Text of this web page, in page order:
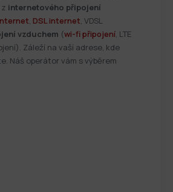
internetového připojení
DSL internet , VDSL
vzduchem (wi-fi připojení , LTE
Záleží na vaší adrese, kde
Náš operátor vám s výběrem